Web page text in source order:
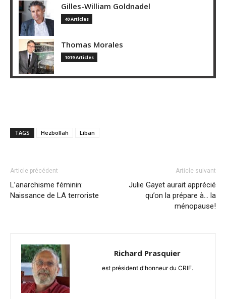
Gilles-William Goldnadel
40 Articles
Thomas Morales
1019 Articles
TAGS Hezbollah Liban
Article précédent
L’anarchisme féminin:
Naissance de LA terroriste
Article suivant
Julie Gayet aurait apprécié
qu’on la prépare à… la
ménopause!
Richard Prasquier
est président d'honneur du CRIF.